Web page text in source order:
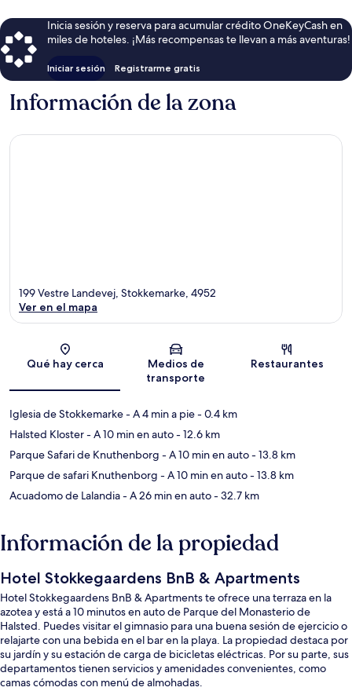
Inicia sesión y reserva para acumular crédito OneKeyCash en
miles de hoteles. ¡Más recompensas te llevan a más aventuras!
Iniciar sesión Registrarme gratis
Información de la zona
Sección del mapa
199 Vestre Landevej, Stokkemarke, 4952
Ver en el mapa
Qué hay cerca
Medios de
transporte
Restaurantes
Iglesia de Stokkemarke- A 4 min a pie- 0.4 km
Halsted Kloster- A 10 min en auto- 12.6 km
Parque Safari de Knuthenborg - A 10 min en auto- 13.8 km
Parque de safari Knuthenborg - A 10 min en auto- 13.8 km
Acuadomo de Lalandia- A 26 min en auto- 32.7 km
Información de la propiedad
Hotel Stokkegaardens BnB & Apartments
Hotel Stokkegaardens BnB & Apartments te ofrece una terraza en la
azotea y está a 10 minutos en auto de Parque del Monasterio de
Halsted. Puedes visitar el gimnasio para una buena sesión de ejercicio o
relajarte con una bebida en el bar en la playa. La propiedad destaca por
su jardín y su estación de carga de bicicletas eléctricas. Por su parte, sus
departamentos tienen servicios y amenidades convenientes, como
camas cómodas con menú de almohadas.